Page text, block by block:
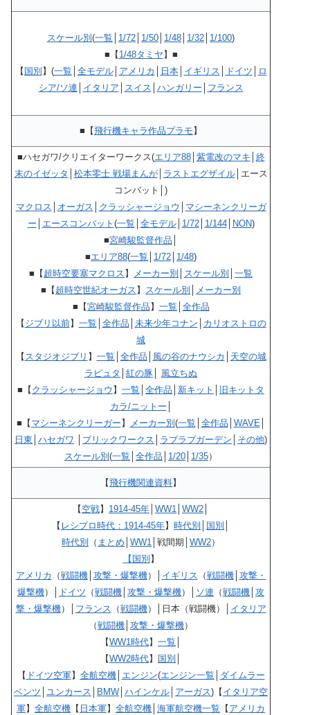
スケール別 (一覧 1/72 1/50 1/48 1/32 1/100)
■【 1/48タミヤ 】■
【 国別 】(一覧 全モデル│ アメリカ 日本│ イギリス ドイツ
ロ
シア/ソ連
イタリア スイス ハンガリー フランス
■【飛行機キャラ作品プラモ 】
■ハセガワ/クリエイターワークス(エリア88│ 紫電改のマキ 終
末のイゼッタ
松本零士 戦場まんが│ ラストエグザイル│エース
コンバット│)
マクロス
オーガス クラッシャージョウ
マシーネンクリーガ
ー
エースコンバット (一覧 全モデル│ 1/72│ 1/144│ NON)
■宮崎駿監督作品
■エリア88(一覧 1/72 1/48)
■【 超時空要塞マクロス 】 メーカー別 スケール別
一覧
■【 超時空世紀オーガス 】 スケール別
メーカー別
■【宮崎駿監督作品 】 一覧 全作品
【 ジブリ以前】 一覧 全作品 未来少年コナン
カリオストロの
城
【 スタジオジブリ 】 一覧 全作品 風の谷のナウシカ
天空の城
ラピュタ
紅の豚
風立ちぬ
■【 クラッシャージョウ 】 一覧 全作品 新キット
旧キットタ
カラ/ニットー
■【 マシーネンクリーガー 】 メーカー別 (一覧 全作品 WAVE│
日東 ハセガワ ブリックワークス ラブラブガーデン その他)
スケール別 (一覧 全作品 1/20 1/35）
【飛行機関連資料】
【 空戦】 1914-45年 WW1 WW2
【 レシプロ時代：1914-45年】 時代別 国別
時代別
（ まとめ WW1 │戦間期│ WW2）
【国別 】
アメリカ （戦闘機│ 攻撃・爆撃機）│ イギリス （戦闘機│ 攻撃・
爆撃機）│ ドイツ （戦闘機 攻撃・爆撃機）│ ソ連 （戦闘機 攻
撃・爆撃機）│ フランス （戦闘機）│日本（戦闘機）│ イタリア
（戦闘機 攻撃・爆撃機）
【WW1時代】 一覧
【WW2時代】 国別
【 ドイツ空軍】 全航空機│ エンジン(エンジン一覧
ダイムラー
ベンツ ユンカース BMW ハインケル アーガス)【 イタリア空
軍】 全航空機 【 日本軍】 全航空機 海軍航空機一覧 【 アメリカ